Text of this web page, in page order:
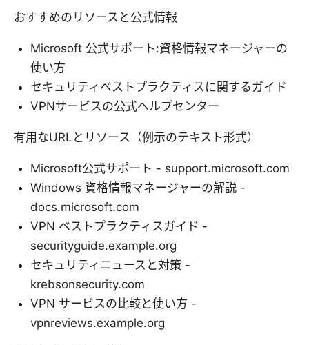
おすすめのリソースと公式情報
Microsoft 公式サポート:資格情報マネージャーの
使い方
セキュリティベストプラクティスに関するガイド
VPNサービスの公式ヘルプセンター
有用なURLとリソース（例示のテキスト形式）
Microsoft公式サポート - support.microsoft.com
Windows 資格情報マネージャーの解説 -
docs.microsoft.com
VPN ベストプラクティスガイド -
securityguide.example.org
セキュリティニュースと対策 -
krebsonsecurity.com
VPN サービスの比較と使い方 -
vpnreviews.example.org